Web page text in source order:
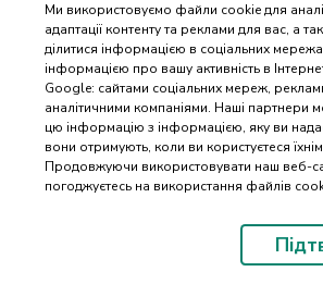
Ми використовуємо файли cookie для
адаптації контенту та реклами для вас, а
ділитися інформацією в соціальних
інформацією про вашу активність в
Google: сайтами соціальних мереж,
аналітичними компаніями. Наші партнери
цю інформацію з інформацією, яку ви
вони отримують, коли ви користуєтеся
Продовжуючи використовувати наш веб-
погоджуєтесь на використання файлів
Оплата та
Гарантія і
Контакти
Відгуки